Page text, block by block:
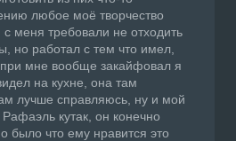
любое моё творчество
с меня требовали не отходить
но работал с тем что имел,
мне вообще закайфовал я
на кухне, она там
лучше справляюсь, ну и мой
кутак, он конечно
было что ему нравится это